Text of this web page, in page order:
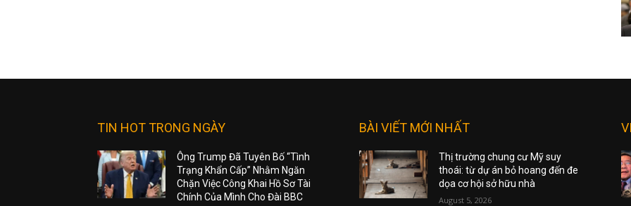
TIN HOT TRONG NGÀY
Ông Trump Đã Tuyên Bố “Tình
Trạng Khẩn Cấp” Nhằm Ngăn
Chặn Việc Công Khai Hồ Sơ Tài
Chính Của Mình Cho Đài BBC
BÀI VIẾT MỚI NHẤT
Thị trường chung cư Mỹ suy
thoái: từ dự án bỏ hoang đến đe
dọa cơ hội sở hữu nhà
August 5, 2026